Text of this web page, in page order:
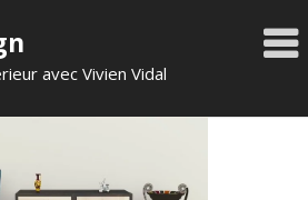
avec Vivien Vidal